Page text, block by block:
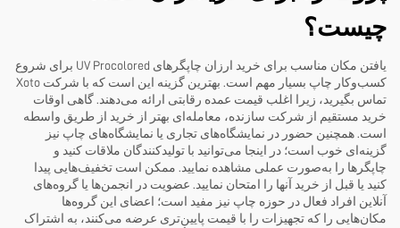
چیست؟
یافتن مکان مناسب برای خرید ارزان چاپگرهای UV Procolored برای شروع
کسب‌وکار چاپ بسیار مهم است. بهترین گزینه این است که با شرکت Xoto
تماس بگیرید، زیرا اغلب قیمت عمده رقابتی ارائه می‌دهند. گاهی اوقات
خرید مستقیم از شرکت سازنده، معامله‌ای بهتر از خرید از طریق واسطه
است. همچنین حضور در نمایشگاه‌های تجاری یا نمایشگاه‌های چاپ نیز
گزینه‌ای خوب است؛ در اینجا می‌توانید با تولیدکنندگان ملاقات کنید و
چاپگرها را به‌صورت عملی مشاهده نمایید. ممکن است تخفیف‌هایی پیدا
کنید یا قبل از خرید آنها را امتحان نمایید. عضویت در انجمن‌ها یا گروه‌های
آنلاین افراد فعال در حوزه چاپ نیز مفید است؛ اعضای این گروه‌ها
مکان‌هایی را که تجهیزات را با قیمت پایین‌تری عرضه می‌کنند، به اشتراک